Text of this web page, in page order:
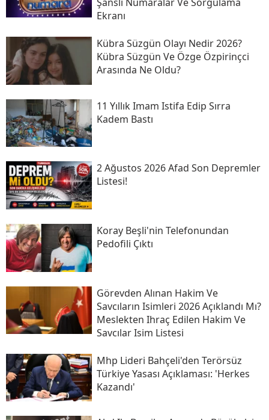
Ekranı
Kübra Süzgün Olayı Nedir 2026?
Kübra Süzgün Ve Özge Özpirinçci
Arasında Ne Oldu?
11 Yıllık Imam Istifa Edip Sırra
Kadem Bastı
2 Ağustos 2026 Afad Son Depremler
Listesi!
Koray Beşli'nin Telefonundan
Pedofili Çıktı
Görevden Alınan Hakim Ve
Savcıların Isimleri 2026 Açıklandı Mı?
Meslekten Ihraç Edilen Hakim Ve
Savcılar Isim Listesi
Mhp Lideri Bahçeli'den Terörsüz
Türkiye Yasası Açıklaması: 'herkes
Kazandı'